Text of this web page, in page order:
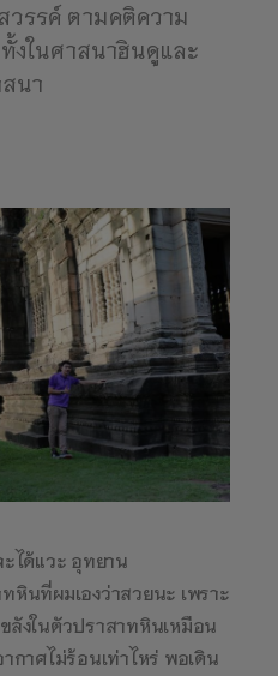
รรค์ ตามคติความ
ทั้งในศาสนาฮินดูและ
นา
ะได้แวะ อุทยาน
หินที่ผมเองว่าสวยนะ เพราะ
ลังในตัวปราสาทหินเหมือน
กาศไม่ร้อนเท่าไหร่ พอเดิน